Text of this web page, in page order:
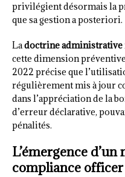
privilégient désormais la
que sa gestion a posteriori.
Ladoctrine administrative
cette dimension
2022 précise que
régulièrement mis à jour
dans l’appréciation de la
d’erreur déclarative,
pénalités.
L’émergence
compliance